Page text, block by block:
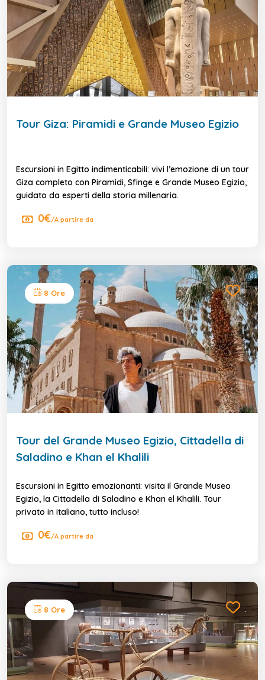
Tour Giza: Piramidi e Grande Museo Egizio
Escursioni in Egitto indimenticabili: vivi l’emozione di un tour
Giza completo con Piramidi, Sfinge e Grande Museo Egizio,
guidato da esperti della storia millenaria.
0€/A partire da
8 Ore
Tour del Grande Museo Egizio, Cittadella di
Saladino e Khan el Khalili
Escursioni in Egitto emozionanti: visita il Grande Museo
Egizio, la Cittadella di Saladino e Khan el Khalili. Tour
privato in italiano, tutto incluso!
0€/A partire da
8 Ore